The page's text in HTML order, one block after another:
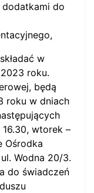
dodatkami do
w
roku.
będą
roku w dniach
wtorek –
Ośrodka
Wodna 20/3.
do świadczeń